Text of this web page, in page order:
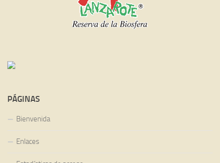
PÁGINAS
Bienvenida
Enlaces